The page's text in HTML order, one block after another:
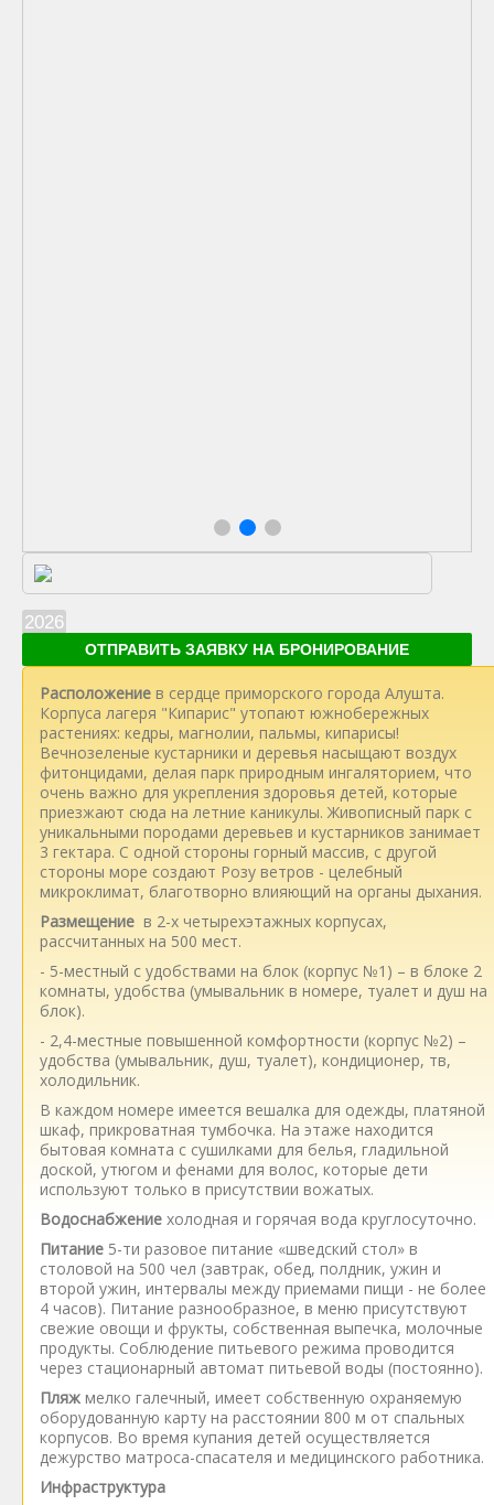
2026
ОТПРАВИТЬ ЗАЯВКУ НА БРОНИРОВАНИЕ
Расположение в сердце приморского города Алушта.
Корпуса лагеря "Кипарис" утопают южнобережных
растениях: кедры, магнолии, пальмы, кипарисы!
Вечнозеленые кустарники и деревья насыщают воздух
фитонцидами, делая парк природным ингаляторием, что
очень важно для укрепления здоровья детей, которые
приезжают сюда на летние каникулы. Живописный парк с
уникальными породами деревьев и кустарников занимает
3 гектара. С одной стороны горный массив, с другой
стороны море создают Розу ветров - целебный
микроклимат, благотворно влияющий на органы дыхания.
Размещение в 2-х четырехэтажных корпусах,
рассчитанных на 500 мест.
- 5-местный с удобствами на блок (корпус №1) – в блоке 2
комнаты, удобства (умывальник в номере, туалет и душ на
блок).
- 2,4-местные повышенной комфортности (корпус №2) –
удобства (умывальник, душ, туалет), кондиционер, тв,
холодильник.
В каждом номере имеется вешалка для одежды, платяной
шкаф, прикроватная тумбочка. На этаже находится
бытовая комната с сушилками для белья, гладильной
доской, утюгом и фенами для волос, которые дети
используют только в присутствии вожатых.
Водоснабжение холодная и горячая вода круглосуточно.
Питание 5-ти разовое питание «шведский стол» в
столовой на 500 чел (завтрак, обед, полдник, ужин и
второй ужин, интервалы между приемами пищи - не более
4 часов). Питание разнообразное, в меню присутствуют
свежие овощи и фрукты, собственная выпечка, молочные
продукты. Соблюдение питьевого режима проводится
через стационарный автомат питьевой воды (постоянно).
Пляж мелко галечный, имеет собственную охраняемую
оборудованную карту на расстоянии 800 м от спальных
корпусов. Во время купания детей осуществляется
дежурство матроса-спасателя и медицинского работника.
Инфраструктура